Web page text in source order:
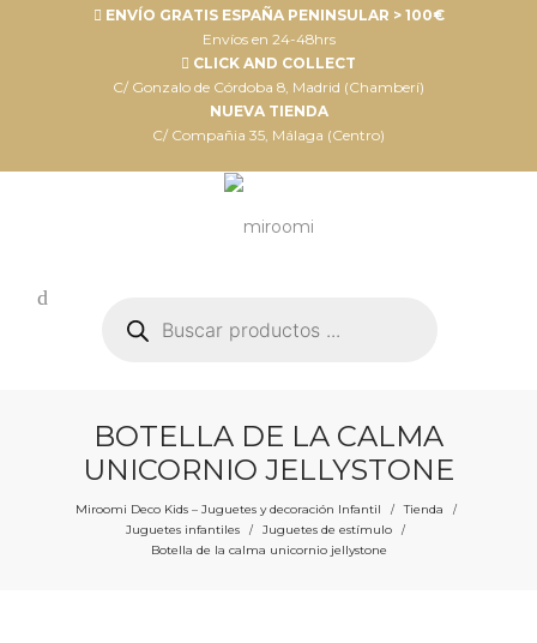
ENVÍO GRATIS ESPAÑA PENINSULAR > 100€
Envíos en 24-48hrs
CLICK AND COLLECT
C/ Gonzalo de Córdoba 8, Madrid (Chamberí)
NUEVA TIENDA
C/ Compañia 35, Málaga (Centro)
productos
BOTELLA DE LA CALMA
UNICORNIO JELLYSTONE
Miroomi Deco Kids – Juguetes y decoración Infantil / Tienda /
Juguetes infantiles / Juguetes de estímulo /
Botella de la calma unicornio jellystone